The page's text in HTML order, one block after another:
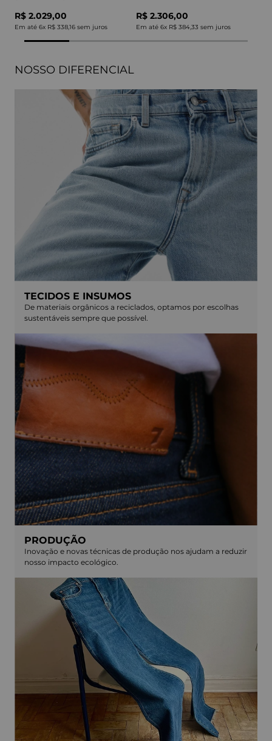
R$ 2.029,00
Em até 6x R$ 338,16 sem juros
R$ 2.306,00
Em até 6x R$ 384,33 sem juros
NOSSO DIFERENCIAL
TECIDOS E INSUMOS
De materiais orgânicos a reciclados, optamos por escolhas
sustentáveis sempre que possível.
PRODUÇÃO
Inovação e novas técnicas de produção nos ajudam a reduzir
nosso impacto ecológico.